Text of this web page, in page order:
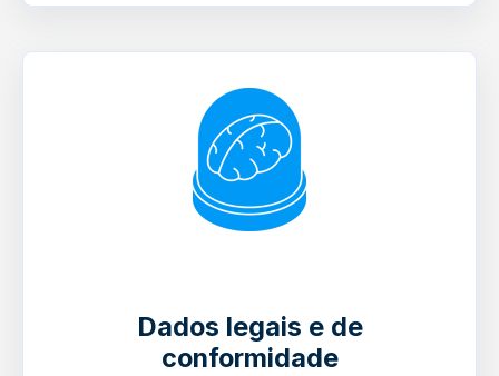
Dados legais e de
conformidade